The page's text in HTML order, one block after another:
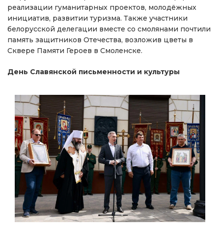
реализации гуманитарных проектов, молодёжных
инициатив, развитии туризма. Также участники
белорусской делегации вместе со смолянами почтили
память защитников Отечества, возложив цветы в
Сквере Памяти Героев в Смоленске.
День Славянской письменности и культуры